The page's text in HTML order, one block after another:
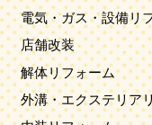
電気・ガス・設備リ
店舗改装
解体リフォーム
外溝・エクステリア